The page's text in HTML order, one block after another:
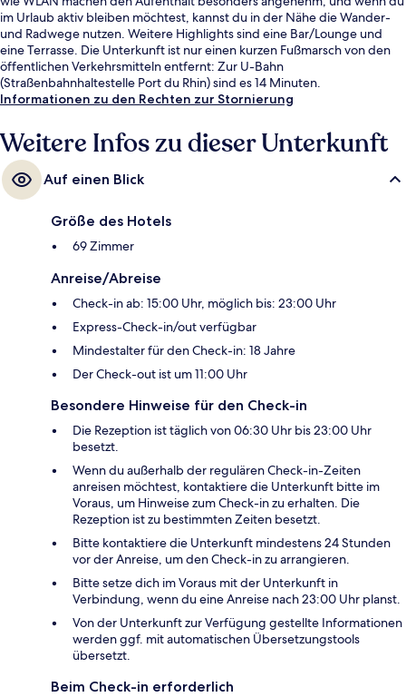
im Urlaub aktiv bleiben möchtest, kannst du in der Nähe die Wander-
und Radwege nutzen. Weitere Highlights sind eine Bar/Lounge und
eine Terrasse. Die Unterkunft ist nur einen kurzen Fußmarsch von den
öffentlichen Verkehrsmitteln entfernt: Zur U-Bahn
(Straßenbahnhaltestelle Port du Rhin) sind es 14 Minuten.
Informationen zu den Rechten zur Stornierung
Weitere Infos zu dieser Unterkunft
Auf einen Blick
Größe des Hotels
69 Zimmer
Anreise/Abreise
Check-in ab: 15:00 Uhr, möglich bis: 23:00 Uhr
Express-Check-in/out verfügbar
Mindestalter für den Check-in: 18 Jahre
Der Check-out ist um 11:00 Uhr
Besondere Hinweise für den Check-in
Die Rezeption ist täglich von 06:30 Uhr bis 23:00 Uhr
besetzt.
Wenn du außerhalb der regulären Check-in-Zeiten
anreisen möchtest, kontaktiere die Unterkunft bitte im
Voraus, um Hinweise zum Check-in zu erhalten. Die
Rezeption ist zu bestimmten Zeiten besetzt.
Bitte kontaktiere die Unterkunft mindestens 24 Stunden
vor der Anreise, um den Check-in zu arrangieren.
Bitte setze dich im Voraus mit der Unterkunft in
Verbindung, wenn du eine Anreise nach 23:00 Uhr planst.
Von der Unterkunft zur Verfügung gestellte Informationen
werden ggf. mit automatischen Übersetzungstools
übersetzt.
Beim Check-in erforderlich